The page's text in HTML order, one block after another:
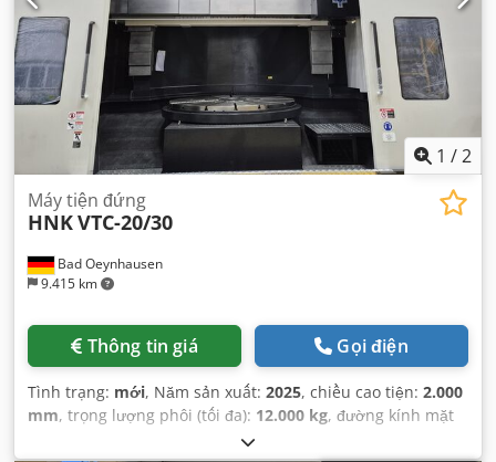
1 /2
Bad Oeynhausen
9.415 km
Máy tiện đứng
HNKVTC-20/30
Thông tin giá Gọi điện
Tình trạng: mới, Năm sản xuất: 2025, chiều cao tiện: 2.000
mm, trọng lượng phôi (tối đa): 12.000 kg, đường kính mặt